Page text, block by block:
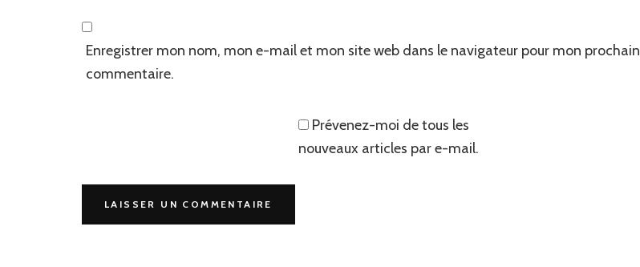
Enregistrer mon nom, mon e-mail et mon site web dans le navigateur pour mon prochain
commentaire.
Prévenez-moi de tous les
nouveaux articles par e-mail.